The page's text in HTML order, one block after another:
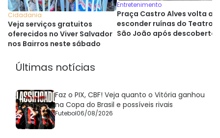
Cidadania
Veja serviços gratuitos
oferecidos no Viver Salvador
nos Bairros neste sábado
Entretenimento
Praça Castro Alves volta a
esconder ruínas do Teatro
São João após descoberta
Últimas notícias
Faz o PIX, CBF! Veja quanto o Vitória ganhou
na Copa do Brasil e possíveis rivais
Futebol06/08/2026